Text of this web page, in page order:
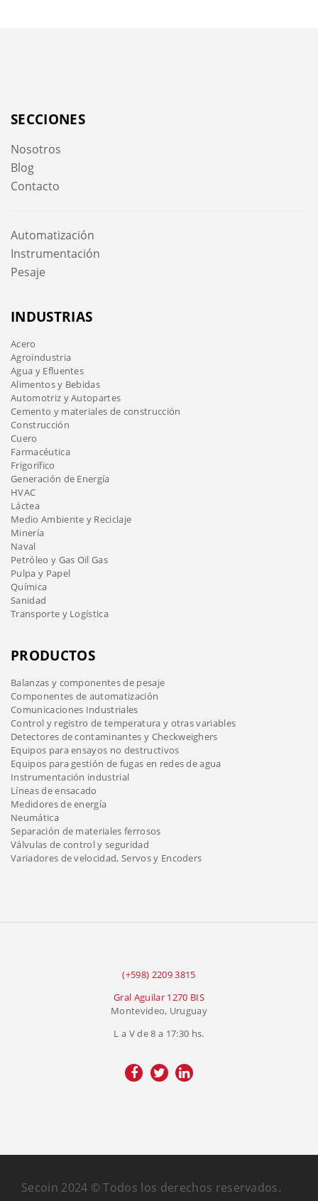
SECCIONES
Nosotros
Blog
Contacto
Automatización
Instrumentación
Pesaje
INDUSTRIAS
Acero
Agroindustria
Agua y Efluentes
Alimentos y Bebidas
Automotriz y Autopartes
Cemento y materiales de construcción
Construcción
Cuero
Farmacéutica
Frigorífico
Generación de Energía
HVAC
Láctea
Medio Ambiente y Reciclaje
Minería
Naval
Petróleo y Gas Oil Gas
Pulpa y Papel
Química
Sanidad
Transporte y Logística
PRODUCTOS
Balanzas y componentes de pesaje
Componentes de automatización
Comunicaciones Industriales
Control y registro de temperatura y otras variables
Detectores de contaminantes y Checkweighers
Equipos para ensayos no destructivos
Equipos para gestión de fugas en redes de agua
Instrumentación industrial
Líneas de ensacado
Medidores de energía
Neumática
Separación de materiales ferrosos
Válvulas de control y seguridad
Variadores de velocidad, Servos y Encoders
(+598) 2209 3815
Gral Aguilar 1270 BIS
Montevideo, Uruguay
L a V de 8 a 17:30 hs.
Secoin 2024 © Todos los derechos reservados.